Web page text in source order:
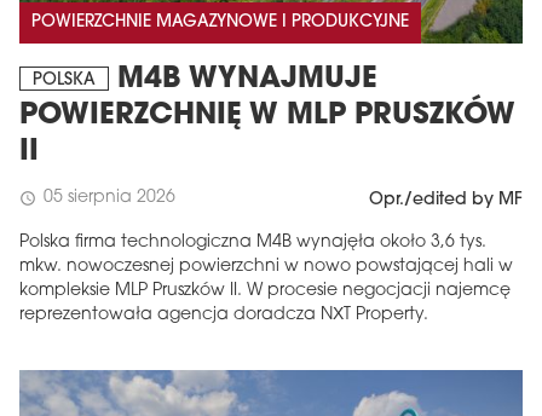
POWIERZCHNIE MAGAZYNOWE I PRODUKCYJNE
POLSKA
M4B WYNAJMUJE
POWIERZCHNIĘ W MLP PRUSZKÓW
II
schedule 05 sierpnia 2026 Opr./edited by MF
Polska firma technologiczna M4B wynajęła około 3,6 tys.
mkw. nowoczesnej powierzchni w nowo powstającej hali w
kompleksie MLP Pruszków II. W procesie negocjacji najemcę
reprezentowała agencja doradcza NXT Property.